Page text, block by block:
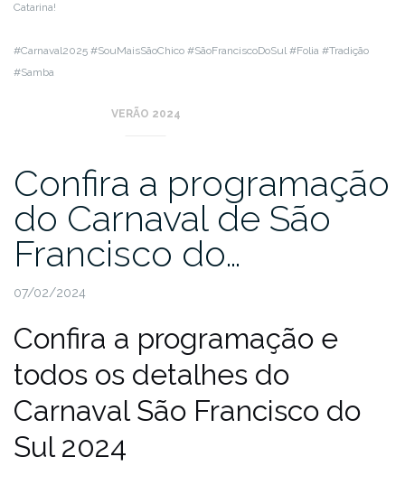
Catarina!
#Carnaval2025 #SouMaisSãoChico #SãoFranciscoDoSul #Folia #Tradição
#Samba
VERÃO 2024
Confira a programação
do Carnaval de São
Francisco do…
07/02/2024
Confira a programação e
todos os detalhes do
Carnaval São Francisco do
Sul 2024